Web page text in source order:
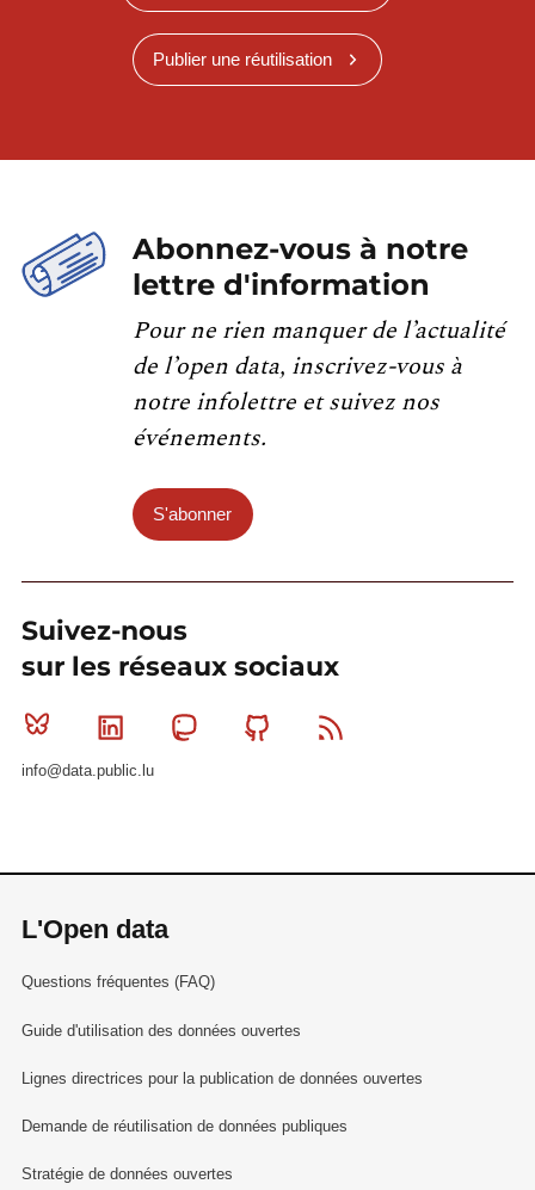
Publier une réutilisation
Abonnez-vous à notre
lettre d'information
Pour ne rien manquer de l’actualité
de l’open data, inscrivez-vous à
notre infolettre et suivez nos
événements.
S'abonner
Suivez-nous
sur les réseaux sociaux
Bluesky Linkedin MastodonGithub
info@data.public.lu
L'Open data
Questions fréquentes (FAQ)
Guide d'utilisation des données ouvertes
Lignes directrices pour la publication de données ouvertes
Demande de réutilisation de données publiques
Stratégie de données ouvertes